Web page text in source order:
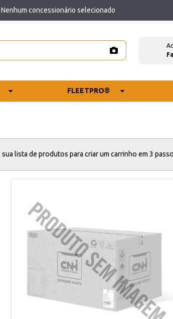
Nenhum concessionário selecionado
FLEETPRO®
sua lista de produtos para criar um carrinho em 3